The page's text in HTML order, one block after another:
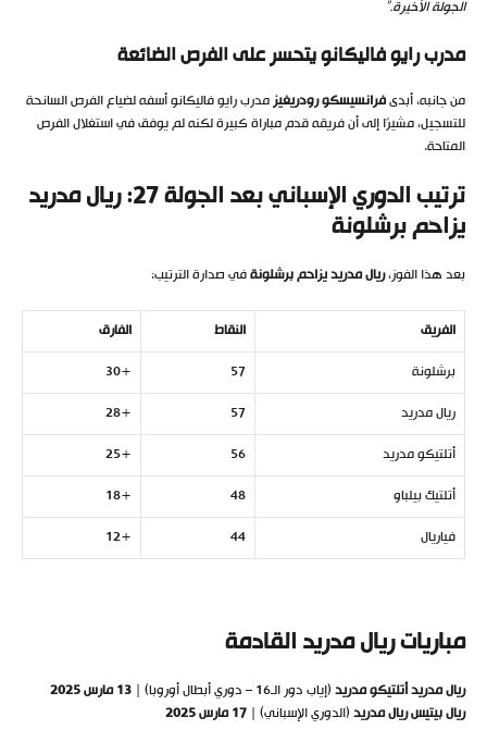
الجولة الأخيرة.”
مدرب رايو فاليكانو يتحسر على الفرص الضائعة
من جانبه، أبدىفرانسيسكو رودريغيزمدرب رايو فاليكانو أسفه لضياع الفرص السانحة
للتسجيل، مشيرًا إلى أن فريقه قدم مباراة كبيرة لكنه لم يوفق في استغلال الفرص
المتاحة.
ترتيب الدوري الإسباني بعد الجولة 27: ريال مدريد
يزاحم برشلونة
بعد هذا الفوز،ريال مدريد يزاحم برشلونةفي صدارة الترتيب:
الفريق النقاط
الفارق
برشلونة
57
+30
ريال مدريد
57
+28
أتلتيكو مدريد
56
+25
أتلتيك بيلباو
48
+18
فياريال
44
+12
مباريات ريال مدريد القادمة
ريال مدريدأتلتيكو مدريد(إياب دور الـ16 – دوري أبطال أوروبا) | 13مارس 2025
ريال بيتيسريال مدريد(الدوري الإسباني) | 17مارس 2025